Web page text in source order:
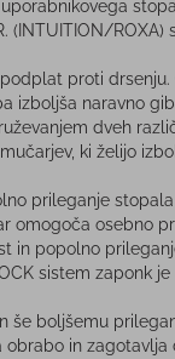
(INTUITION/
proti
izboljša naravno
dveh
ki želijo
prileganje
omogoča
in popolno
sistem zaponk
še boljšemu
in